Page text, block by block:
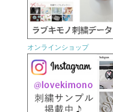
オンラインショップ